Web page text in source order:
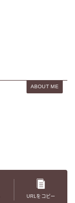
ABOUT ME
URLをコピー